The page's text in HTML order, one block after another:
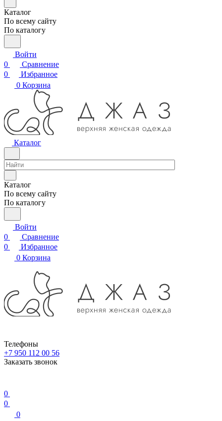
Каталог
По всему сайту
По каталогу
Войти
0
Сравнение
0
Избранное
0 Корзина
Каталог
Каталог
По всему сайту
По каталогу
Войти
0
Сравнение
0
Избранное
0 Корзина
Телефоны
+7 950 112 00 56
Заказать звонок
0
0
0